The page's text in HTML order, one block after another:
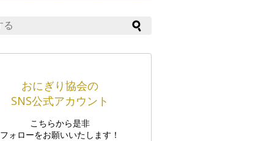
おにぎり協会の
SNS公式アカウント
こちらから是非
フォローをお願いいたします！